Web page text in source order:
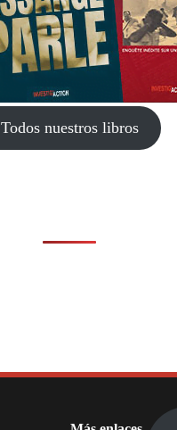
Todos nuestros libros